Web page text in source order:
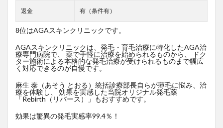
返金 有（条件有）
8位はAGAスキンクリニックです。
AGAスキンクリニックは、発毛・育毛治療に特化したAGA治
療専門病院で、 薬で手軽に治療を始められるものから、 ドク
ター施術による本格的な発毛治療が受けられるものまで幅広
く対応できるのが自慢です。
麻生 泰（あそう とおる）統括診療部長自らが薄毛に悩み、治
療を体験し、 効果を実感した当院オリジナル発毛薬
「Rebirth（リバース）」もおすすめです。
効果は驚異の発毛実感率99.4％！